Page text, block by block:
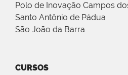
Polo de Inovação Campos
Santo Antônio de Pádua
São João da Barra
CURSOS